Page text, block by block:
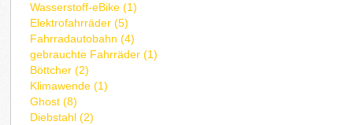
Wasserstoff-eBike (1)
Elektrofahrräder (5)
Fahrradautobahn (4)
gebrauchte Fahrräder (1)
Böttcher (2)
Klimawende (1)
Ghost (8)
Diebstahl (2)